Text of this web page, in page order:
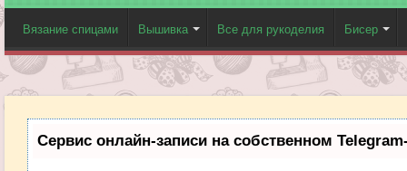
Вязание спицами Вышивка Все для рукоделия Бисер
Сервис онлайн-записи на собственном